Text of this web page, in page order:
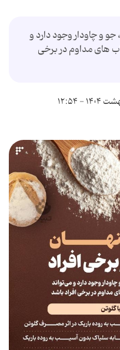
و چاودار وجود دارد و
های مداوم در برخی